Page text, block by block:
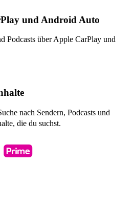
und Android Auto
Podcasts über Apple CarPlay und
nach Sendern, Podcasts und
die du suchst.